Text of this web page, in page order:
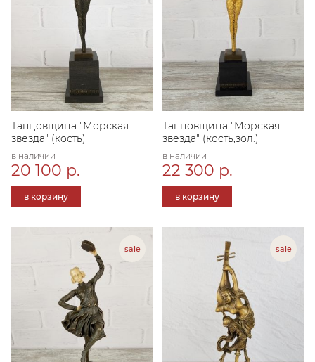
Танцовщица "Морская
звезда" (кость)
в наличии
20 100 р.
в корзину
Танцовщица "Морская
звезда" (кость,зол.)
в наличии
22 300 р.
в корзину